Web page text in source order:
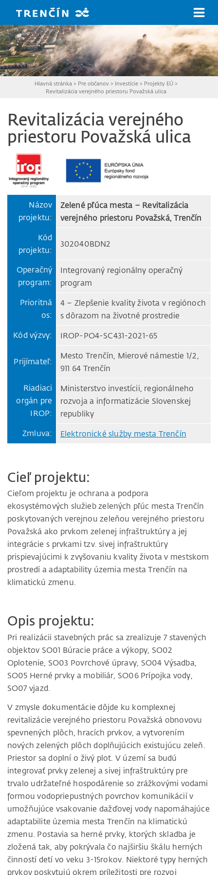
Hlavná stránka > Pre občanov > Investície > Projekty EÚ >
Revitalizácia verejného priestoru Považská ulica
Revitalizácia verejného
priestoru Považská ulica
Názov
projektu:
Zelené pľúca mesta – Revitalizácia
verejného priestoru Považská,Trenčín
Kód
projektu:
302040BDN2
Operačný
program:
Integrovaný regionálny operačný
program
Prioritná
os:
4 – Zlepšenie kvality života v regiónoch
s dôrazom na životné prostredie
Kód výzvy:
IROP-PO4-SC431-2021-65
Prijímateľ:
Mesto Trenčín, Mierové námestie 1/2,
911 64 Trenčín
Riadiaci
orgán pre
IROP:
Ministerstvo investícii, regionálneho
rozvoja a informatizácie Slovenskej
republiky
Zmluva:
Elektronické služby mesta Trenčín
Cieľ projektu:
Cieľom projektu je ochrana a podpora
ekosystémových služieb zelených pľúc mesta Trenčín
poskytovaných verejnou zeleňou verejného priestoru
Považská ako prvkom zelenej infraštruktúry a jej
integrácie s prvkami tzv. sivej infraštruktúry
prispievajúcimi k zvyšovaniu kvality života v mestskom
prostredí a adaptability územia mesta Trenčín na
klimatickú zmenu.
Opis projektu:
Pri realizácii stavebných prác sa zrealizuje 7 stavených
objektov SO01 Búracie práce a výkopy, SO02
Oplotenie, SO03 Povrchové úpravy, SO04 Výsadba,
SO05 Herné prvky a mobiliár, SO06 Prípojka vody,
SO07 vjazd.
V zmysle dokumentácie dôjde ku komplexnej
revitalizácie verejného priestoru Považská obnovovu
spevnených plôch, hracích prvkov, a vytvorením
nových zelených plôch doplňujúcich existujúcu zeleň.
Priestor sa doplní o živý plot. V území sa budú
integrovať prvky zelenej a sivej infraštruktúry pre
trvalo udržateľné hospodárenie so zrážkovými vodami
formou vodopriepustných povrchov komunikácií v
umožňujúce vsakovanie dažďovej vody napomáhajúce
adaptabilite územia mesta Trenčín na klimatickú
zmenu. Postavia sa herné prvky, ktorých skladba je
zložená tak, aby pokrývala čo najširšiu škálu herných
činností detí vo veku 3-15rokov. Niektoré typy herných
prvkov poskytujú okrem príležitosti pre rozvoj